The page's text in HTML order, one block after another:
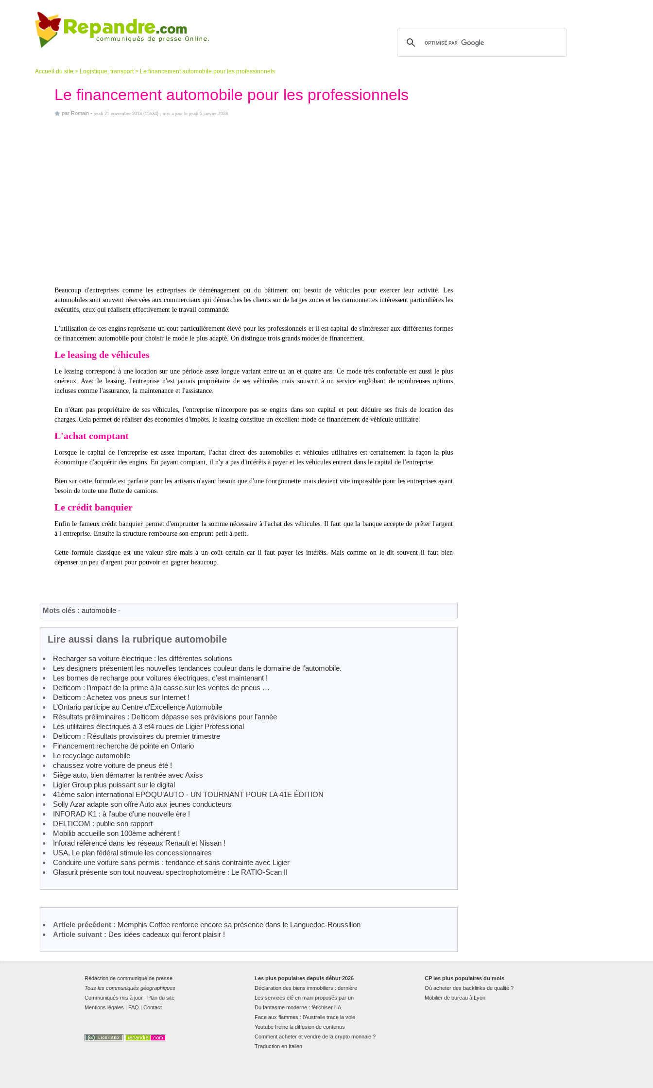
Accueil du site > Logistique, transport> Le financement automobile pour les professionnels
Le financement automobile pour les professionnels
par Romain - jeudi 21 novembre 2013 (15h34) , mis a jour le jeudi 5 janvier 2023
Beaucoup d'entreprises comme les entreprises de déménagement ou du bâtiment ont besoin de véhicules pour exercer leur activité. Les
automobiles sont souvent réservées aux commerciaux qui démarches les clients sur de larges zones et les camionnettes intéressent particulières les
exécutifs, ceux qui réalisent effectivement le travail commandé.
L'utilisation de ces engins représente un cout particulièrement élevé pour les professionnels et il est capital de s'intéresser aux différentes formes
de financement automobile pour choisir le mode le plus adapté. On distingue trois grands modes de financement.
Le leasing de véhicules
Le leasing correspond à une location sur une période assez longue variant entre un an et quatre ans. Ce mode très confortable est aussi le plus
onéreux. Avec le leasing, l'entreprise n'est jamais propriétaire de ses véhicules mais souscrit à un service englobant de nombreuses options
incluses comme l'assurance, la maintenance et l'assistance.
En n'étant pas propriétaire de ses véhicules, l'entreprise n'incorpore pas se engins dans son capital et peut déduire ses frais de location des
charges. Cela permet de réaliser des économies d'impôts, le leasing constitue un excellent mode de financement de véhicule utilitaire.
L'achat comptant
Lorsque le capital de l'entreprise est assez important, l'achat direct des automobiles et véhicules utilitaires est certainement la façon la plus
économique d'acquérir des engins. En payant comptant, il n'y a pas d'intérêts à payer et les véhicules entrent dans le capital de l'entreprise.
Bien sur cette formule est parfaite pour les artisans n'ayant besoin que d'une fourgonnette mais devient vite impossible pour les entreprises ayant
besoin de toute une flotte de camions.
Le crédit banquier
Enfin le fameux crédit banquier permet d'emprunter la somme nécessaire à l'achat des véhicules. Il faut que la banque accepte de prêter l'argent
à l entreprise. Ensuite la structure rembourse son emprunt petit à petit.
Cette formule classique est une valeur sûre mais à un coût certain car il faut payer les intérêts. Mais comme on le dit souvent il faut bien
dépenser un peu d'argent pour pouvoir en gagner beaucoup.
Mots clés : automobile -
Lire aussi dans la rubrique automobile
Recharger sa voiture électrique : les différentes solutions
Les designers présentent les nouvelles tendances couleur dans le domaine de l’automobile.
Les bornes de recharge pour voitures électriques, c’est maintenant !
Delticom : l’impact de la prime à la casse sur les ventes de pneus …
Delticom : Achetez vos pneus sur Internet !
L’Ontario participe au Centre d’Excellence Automobile
Résultats préliminaires : Delticom dépasse ses prévisions pour l’année
Les utilitaires électriques à 3 et4 roues de Ligier Professional
Delticom : Résultats provisoires du premier trimestre
Financement recherche de pointe en Ontario
Le recyclage automobile
chaussez votre voiture de pneus été !
Siège auto, bien démarrer la rentrée avec Axiss
Ligier Group plus puissant sur le digital
41ème salon international EPOQU’AUTO - UN TOURNANT POUR LA 41E ÉDITION
Solly Azar adapte son offre Auto aux jeunes conducteurs
INFORAD K1 : à l’aube d’une nouvelle ère !
DELTICOM : publie son rapport
Mobilib accueille son 100ème adhérent !
Inforad référencé dans les réseaux Renault et Nissan !
USA, Le plan fédéral stimule les concessionnaires
Conduire une voiture sans permis : tendance et sans contrainte avec Ligier
Glasurit présente son tout nouveau spectrophotomètre : Le RATIO-Scan II
Article précédent : Memphis Coffee renforce encore sa présence dans le Languedoc-Roussillon
Article suivant : Des idées cadeaux qui feront plaisir !
Rédaction de communiqué de presse
Tous les communiqués géographiques
Communiqués mis à jour | Plan du site
Mentions légales | FAQ | Contact
CP les plus populaires du mois
Où acheter des backlinks de qualité ?
Mobilier de bureau à Lyon
Les plus populaires depuis début 2026
Déclaration des biens immobiliers : dernière
Les services clé en main proposés par un
Du fantasme moderne : fétichiser l’IA,
Face aux flammes : l’Australie trace la voie
Youtube freine la diffusion de contenus
Comment acheter et vendre de la crypto monnaie ?
Traduction en Italien